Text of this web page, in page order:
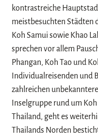
kontrastreiche
meistbesuchten Städten
Koh Samui sowie Khao
sprechen vor allem
Phangan, Koh Tao und
Individualreisenden und
zahlreichen
Inselgruppe rund um
Thailand, geht es
Thailands Norden